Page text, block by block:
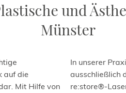
und
Münster
auf die
Mit Hilfe von
In unserer
ausschließlich
re:store®-